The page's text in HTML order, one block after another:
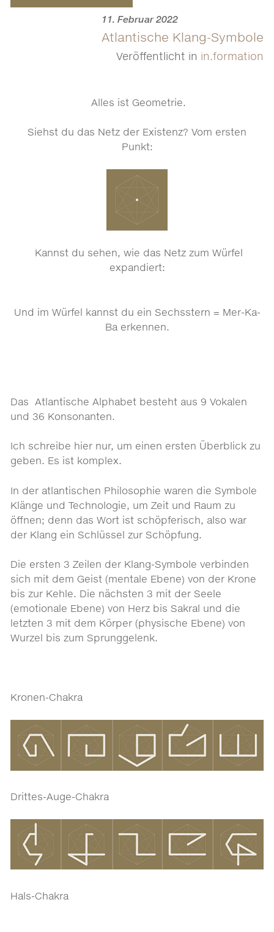
11. Februar 2022
Atlantische Klang-Symbole
Veröffentlicht in in.formation
Alles ist Geometrie.
Siehst du das Netz der Existenz? Vom ersten
Punkt:
Kannst du sehen, wie das Netz zum Würfel
expandiert:
Und im Würfel kannst du ein Sechsstern = Mer-Ka-
Ba erkennen.
Das Atlantische Alphabet besteht aus 9 Vokalen
und 36 Konsonanten.
Ich schreibe hier nur, um einen ersten Überblick zu
geben. Es ist komplex.
In der atlantischen Philosophie waren die Symbole
Klänge und Technologie, um Zeit und Raum zu
öffnen; denn das Wort ist schöpferisch, also war
der Klang ein Schlüssel zur Schöpfung.
Die ersten 3 Zeilen der Klang-Symbole verbinden
sich mit dem Geist (mentale Ebene) von der Krone
bis zur Kehle. Die nächsten 3 mit der Seele
(emotionale Ebene) von Herz bis Sakral und die
letzten 3 mit dem Körper (physische Ebene) von
Wurzel bis zum Sprunggelenk.
Kronen-Chakra
Drittes-Auge-Chakra
Hals-Chakra